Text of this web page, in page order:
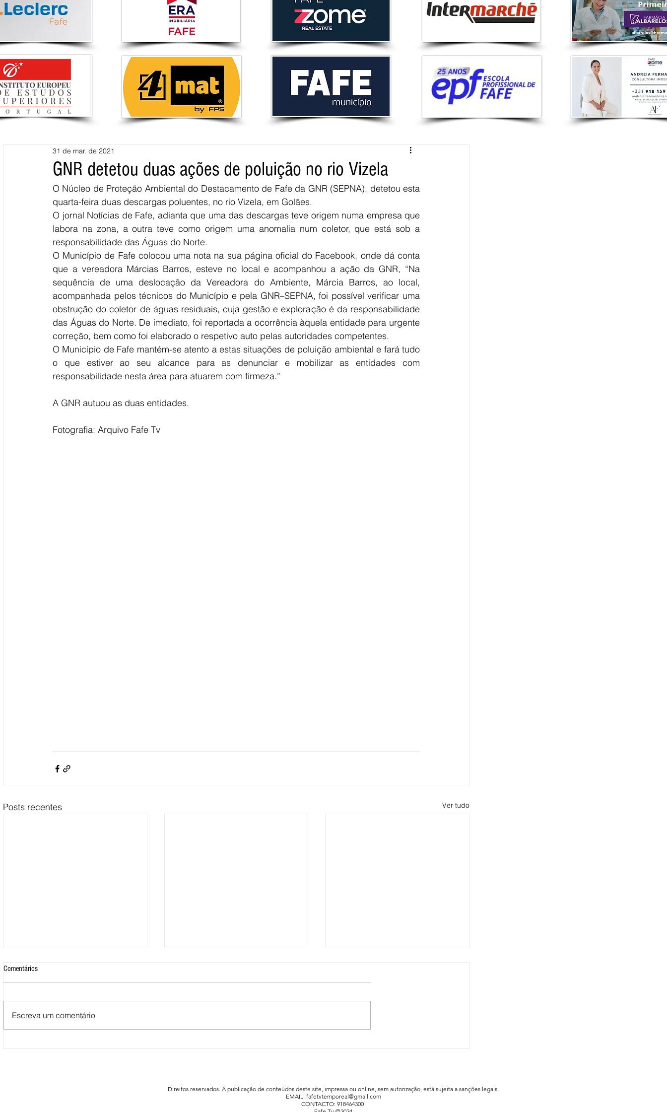
GNR detetou duas ações de poluição no rio Vizela
31 de mar. de 2021
O Núcleo de Proteção Ambiental do Destacamento de Fafe da GNR (SEPNA), detetou esta
quarta-feira duas descargas poluentes, no rio Vizela, em Golães.
O jornal Notícias de Fafe, adianta que uma das descargas teve origem numa empresa que
labora na zona, a outra teve como origem uma anomalia num coletor, que está sob a
responsabilidade das Águas do Norte.
O Município de Fafe colocou uma nota na sua página oficial do Facebook, onde dá conta
que a vereadora Márcias Barros, esteve no local e acompanhou a ação da GNR, “Na
sequência de uma deslocação da Vereadora do Ambiente, Márcia Barros, ao local,
acompanhada pelos técnicos do Município e pela GNR–SEPNA, foi possível verificar uma
obstrução do coletor de águas residuais, cuja gestão e exploração é da responsabilidade
das Águas do Norte. De imediato, foi reportada a ocorrência àquela entidade para urgente
correção, bem como foi elaborado o respetivo auto pelas autoridades competentes.
O Município de Fafe mantém-se atento a estas situações de poluição ambiental e fará tudo
o que estiver ao seu alcance para as denunciar e mobilizar as entidades com
responsabilidade nesta área para atuarem com firmeza.”
A GNR autuou as duas entidades.
Fotografia: Arquivo Fafe Tv
Posts recentes Ver tudo
Comentários
Escreva um comentário
Direitos reservados. A publicação de conteúdos deste site, impressa ou online, sem autorização, está sujeita a sanções legais.
EMAIL: fafetvtemporeal@gmail.com
CONTACTO: 918464300